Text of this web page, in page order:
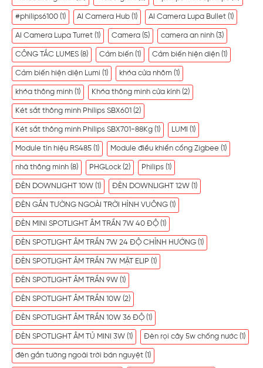
#philips6100 (1) AI Camera Hub (1) AI Camera Lupa Bullet (1)
AI Camera Lupa Turret (1) Camera (5) camera an ninh (3)
CÔNG TẮC LUMES (8) Cảm biến (1) Cảm biến hiện diện (1)
Cảm biến hiện diện Lumi (1) khóa cửa nhôm (1)
khóa thông minh (1) Khóa thông minh cửa kính (2)
Két sắt thông minh Philips SBX601 (2)
Két sắt thông minh Philips SBX701-88Kg (1) LUMI (1)
Module tín hiệu RS485 (1) Module điều khiển cổng Zigbee (1)
nhà thông minh (8) PHGLock (2) Philips (1)
ĐÈN DOWNLIGHT 10W (1) ĐÈN DOWNLIGHT 12W (1)
ĐÈN GẮN TƯỜNG NGOÀI TRỜI HÌNH VUÔNG (1)
ĐÈN MINI SPOTLIGHT ÂM TRẦN 7W 40 ĐỘ (1)
ĐÈN SPOTLIGHT ÂM TRẦN 7W 24 ĐỘ CHỈNH HƯỚNG (1)
ĐÈN SPOTLIGHT ÂM TRẦN 7W MẶT ELIP (1)
ĐÈN SPOTLIGHT ÂM TRẦN 9W (1)
ĐÈN SPOTLIGHT ÂM TRẦN 10W (2)
ĐÈN SPOTLIGHT ÂM TRẦN 10W 36 ĐỘ (1)
ĐÈN SPOTLIGHT ÂM TỦ MINI 3W (1) Đèn rọi cây 5w chống nước (1)
đèn gắn tường ngoài trời bán nguyệt (1)